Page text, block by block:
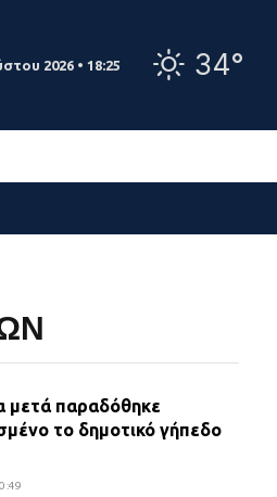
2026 • 18:25 34°
μετά παραδόθηκε
το δημοτικό γήπεδο